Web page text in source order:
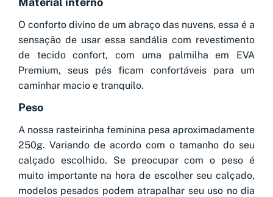
O conforto divino de um abraço das nuvens, essa é a
sensação de usar essa sandália com revestimento
de tecido confort, com uma palmilha em EVA
Premium, seus pés ficam confortáveis para um
caminhar macio e tranquilo.
Peso
A nossa rasteirinha feminina pesa aproximadamente
250g. Variando de acordo com o tamanho do seu
calçado escolhido. Se preocupar com o peso é
muito importante na hora de escolher seu calçado,
modelos pesados podem atrapalhar seu uso no dia